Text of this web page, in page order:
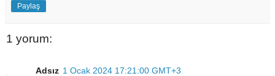
Paylaş
1 yorum:
Adsız 1 Ocak 2024 17:21:00 GMT+3